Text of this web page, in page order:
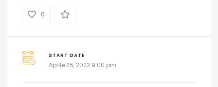
0
START DATE
Aprile 25, 2022 9:00 pm